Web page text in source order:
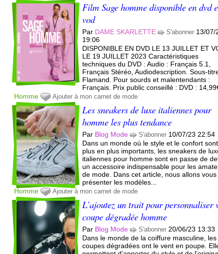
Film Sage homme disponible en dvd
vod
Par DAME SKARLETTE S'abonner 13/07/
19:06
DISPONIBLE EN DVD LE 13 JUILLET ET
LE 19 JUILLET 2023 Caractéristiques
techniques du DVD : Audio : Français 5.1,
Français Stéréo, Audiodescription. Sous-
Flamand. Pour sourds et malentendants :
Français. Prix public conseillé : DVD :
Homme
Ajouter à mon carnet de mode
Les sneakers de luxe italiennes pour
homme les plus tendance
Par Blog Mode S'abonner 10/07/23 22:54
Dans un monde où le style et le confort
plus en plus importants, les sneakers de
italiennes pour homme sont en passe de
un accessoire indispensable pour les
de mode. Dans cet article, nous allons vous
présenter les modèles...
Homme
Ajouter à mon carnet de mode
L’ajoutez un trait pour personnaliser
coupe dégradée homme
Par Blog Mode S'abonner 20/06/23 13:33
Dans le monde de la coiffure masculine, les
coupes dégradées ont le vent en poupe.